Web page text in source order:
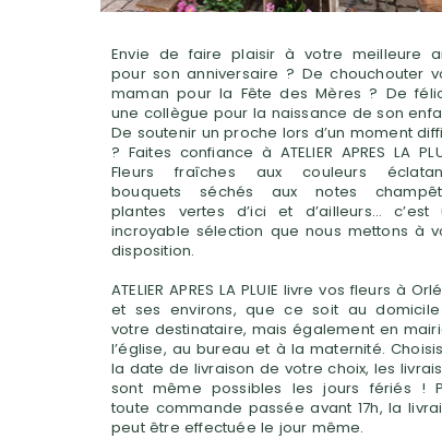
Envie de faire plaisir à votre meilleure
pour son anniversaire ? De chouchouter
maman pour la Fête des Mères ? De
une collègue pour la naissance de son
De soutenir un proche lors d’un moment
? Faites confiance à ATELIER APRES LA
Fleurs fraîches aux couleurs
bouquets séchés aux notes
plantes vertes d’ici et d’ailleurs… c’est
incroyable sélection que nous mettons à
disposition.
ATELIER APRES LA PLUIE livre vos fleurs à
et ses environs, que ce soit au
votre destinataire, mais également en
l’église, au bureau et à la maternité.
la date de livraison de votre choix, les
sont même possibles les jours fériés !
toute commande passée avant 17h, la
peut être effectuée le jour même.